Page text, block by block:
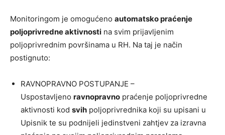
Monitoringom je omogućeno automatsko praćenje
poljoprivredne aktivnosti na svim prijavljenim
poljoprivrednim površinama u RH. Na taj je način
postignuto:
RAVNOPRAVNO POSTUPANJE –
Uspostavljeno ravnopravno praćenje poljoprivredne
aktivnosti kod svih poljoprivrednika koji su upisani u
Upisnik te su podnijeli jedinstveni zahtjev za izravna